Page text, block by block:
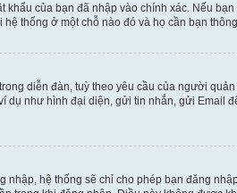
của bạn đã nhập vào chính xác. Nếu
thống ở một chỗ nào đó và họ cần bạn
diễn đàn, tuỳ theo yêu cầu của người
như hình đại diện, gửi tin nhắn, gửi
nhập, hệ thống sẽ chỉ cho phép bạn đăng